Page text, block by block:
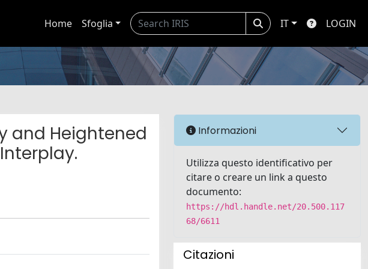
Home Sfoglia IT LOGIN
and Heightened
Informazioni
Utilizza questo identificativo per
citare o creare un link a questo
documento:
https://hdl.handle.net/20.500.117
68/6611
Citazioni